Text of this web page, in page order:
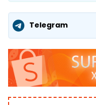
Telegram